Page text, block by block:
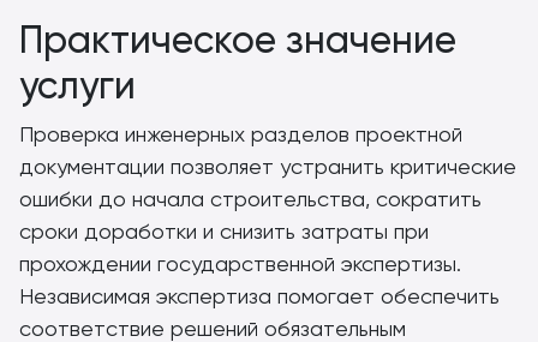
Практическое значение
услуги
Проверка инженерных разделов проектной
документации позволяет устранить критические
ошибки до начала строительства, сократить
сроки доработки и снизить затраты при
прохождении государственной экспертизы.
Независимая экспертиза помогает обеспечить
соответствие решений обязательным